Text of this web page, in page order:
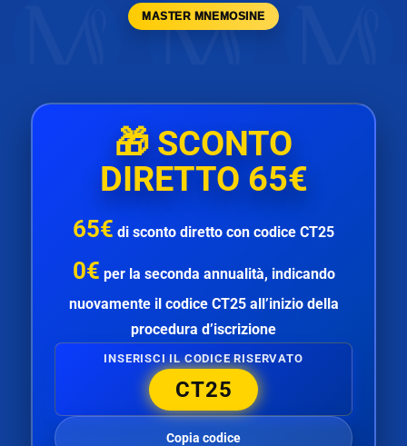
MASTER MNEMOSINE
🎁SCONTO
DIRETTO 65€
65€ di sconto diretto con codice CT25
0€ per la seconda annualità, indicando
nuovamente il codice CT25all’inizio della
procedura d’iscrizione
INSERISCI IL CODICE RISERVATO
CT25
Copia codice